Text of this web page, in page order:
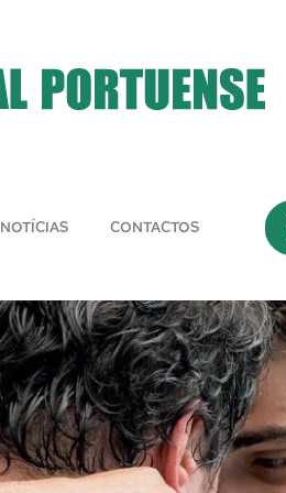
NOTÍCIAS CONTACTOS